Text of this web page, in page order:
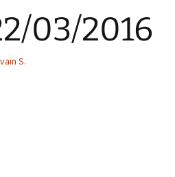
03/2016
S.